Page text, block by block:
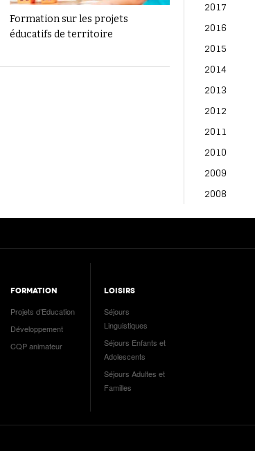
Formation sur les projets
éducatifs de territoire
2017
2016
2015
2014
2013
2012
2011
2010
2009
2008
FORMATION
Projets d’Education
Développement
CQP animateur
LOISIRS
Séjours
Linguistiques
Séjours Enfants et
Adolescents
Séjours Adultes et
Familles